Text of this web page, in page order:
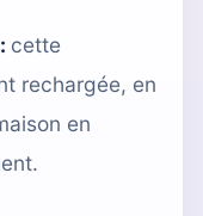
cette
rechargée, en
en
.